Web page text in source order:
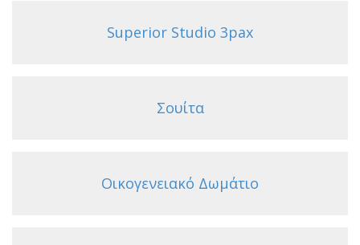
Superior Studio 3pax
Σουίτα
Οικογενειακό Δωμάτιο